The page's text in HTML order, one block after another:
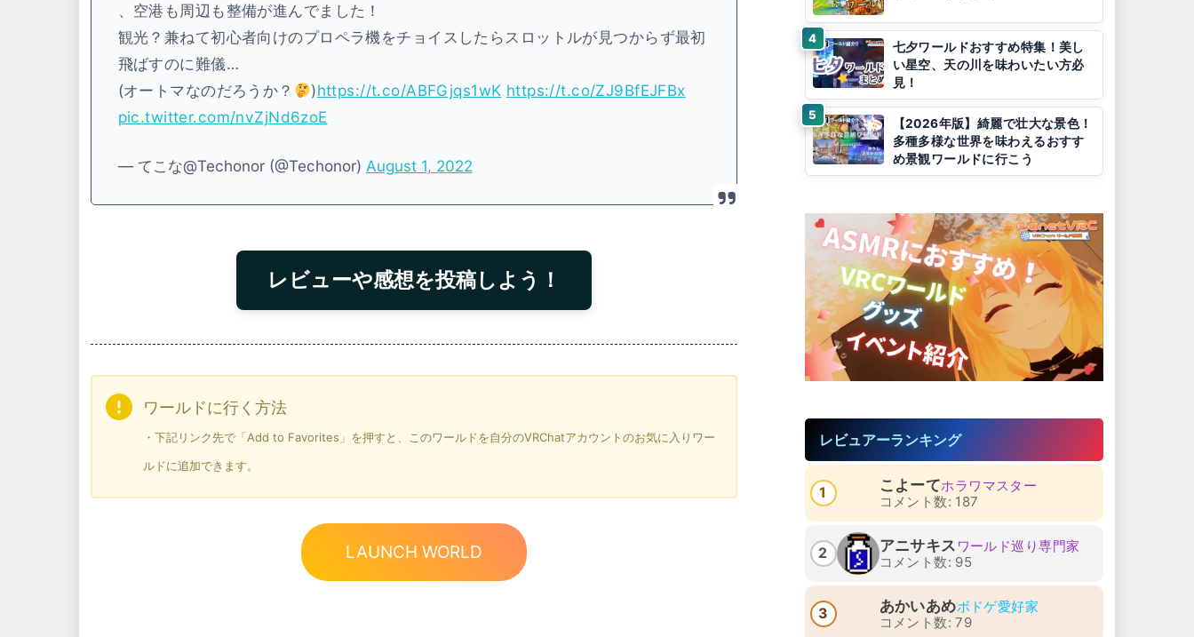
、空港も周辺も整備が進んでました！
観光？兼ねて初心者向けのプロペラ機をチョイスしたらスロットルが見つからず最初
飛ばすのに難儀…
(オートマなのだろうか？
)https://t.co/ABFGjqs1wK https://t.co/ZJ9BfEJFBx
pic.twitter.com/nvZjNd6zoE
— てこな@Techonor (@Techonor) August 1, 2022
レビューや感想を投稿しよう！
ワールドに行く方法
・下記リンク先で「Add to Favorites」を押すと、このワールドを自分のVRChatアカウントのお気に入りワー
ルドに追加できます。
LAUNCH WORLD
七夕ワールドおすすめ特集！美し
い星空、天の川を味わいたい方必
見！
【2026年版】綺麗で壮大な景色！
多種多様な世界を味わえるおすす
め景観ワールドに行こう
レビュアーランキング
1 こよーてホラワマスター
コメント数: 187
2 アニサキス ワールド巡り専門家
コメント数: 95
3 あかいあめボドゲ愛好家
コメント数: 79